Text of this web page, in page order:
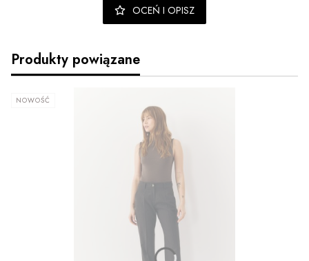
OCEŃ I OPISZ
Produkty powiązane
NOWOŚĆ